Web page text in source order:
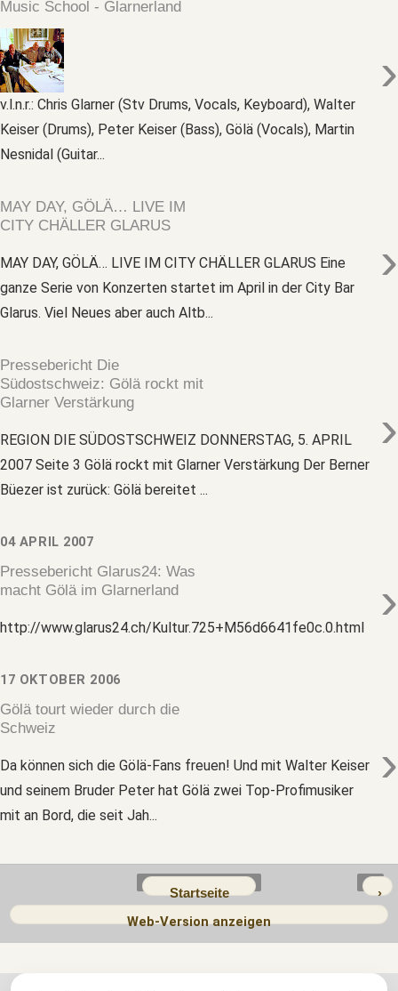
Music School - Glarnerland
›
v.l.n.r.: Chris Glarner (Stv Drums, Vocals, Keyboard), Walter
Keiser (Drums), Peter Keiser (Bass), Gölä (Vocals), Martin
Nesnidal (Guitar...
MAY DAY, GÖLÄ… LIVE IM
CITY CHÄLLER GLARUS
›
MAY DAY, GÖLÄ… LIVE IM CITY CHÄLLER GLARUS Eine
ganze Serie von Konzerten startet im April in der City Bar
Glarus. Viel Neues aber auch Altb...
Pressebericht Die
Südostschweiz: Gölä rockt mit
Glarner Verstärkung
›
REGION DIE SÜDOSTSCHWEIZ DONNERSTAG, 5. APRIL
2007 Seite 3 Gölä rockt mit Glarner Verstärkung Der Berner
Büezer ist zurück: Gölä bereitet ...
04 APRIL 2007
Pressebericht Glarus24: Was
macht Gölä im Glarnerland
›
http://www.glarus24.ch/Kultur.725+M56d6641fe0c.0.html
17 OKTOBER 2006
Gölä tourt wieder durch die
Schweiz
›
Da können sich die Gölä-Fans freuen! Und mit Walter Keiser
und seinem Bruder Peter hat Gölä zwei Top-Profimusiker
mit an Bord, die seit Jah...
›
Startseite
Web-Version anzeigen